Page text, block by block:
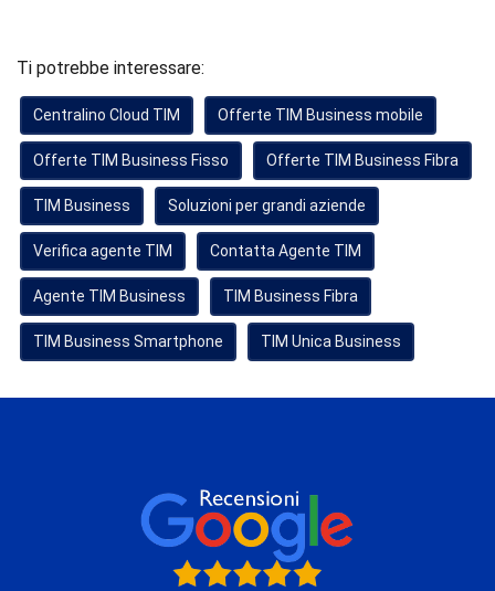
Ti potrebbe interessare:
Centralino Cloud TIM Offerte TIM Business mobile
Offerte TIM Business Fisso Offerte TIM Business Fibra
TIM Business Soluzioni per grandi aziende
Verifica agente TIM Contatta Agente TIM
Agente TIM Business TIM Business Fibra
TIM Business Smartphone TIM Unica Business